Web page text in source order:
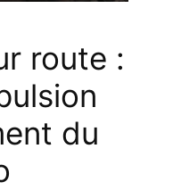
route :
du